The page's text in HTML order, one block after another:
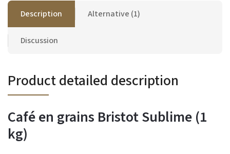
Description Alternative (1)
Discussion
Product detailed description
Café en grains Bristot Sublime (1
kg)